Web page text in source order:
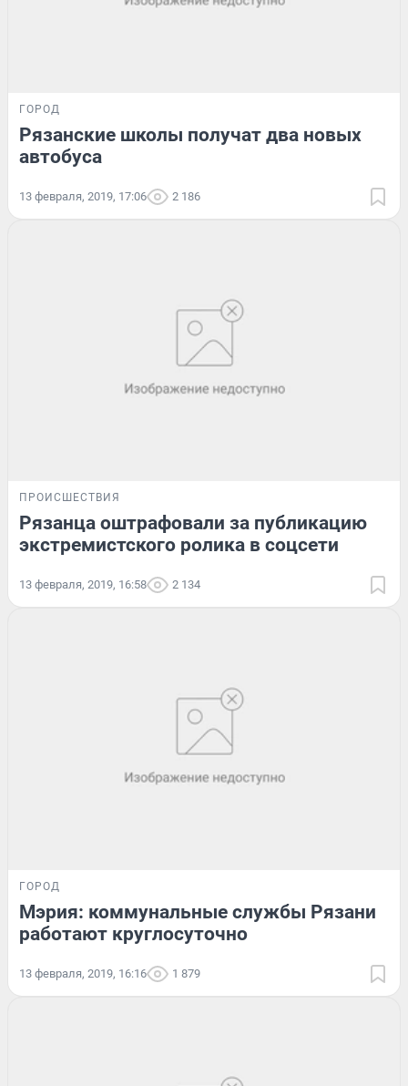
ГОРОД
Рязанские школы получат два новых
автобуса
13 февраля, 2019, 17:06 2 186
ПРОИСШЕСТВИЯ
Рязанца оштрафовали за публикацию
экстремистского ролика в соцсети
13 февраля, 2019, 16:58 2 134
ГОРОД
Мэрия: коммунальные службы Рязани
работают круглосуточно
13 февраля, 2019, 16:16 1 879